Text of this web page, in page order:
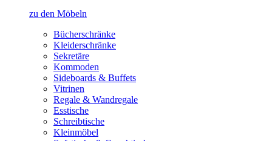
zu den Möbeln
Bücherschränke
Kleiderschränke
Sekretäre
Kommoden
Sideboards & Buffets
Vitrinen
Regale & Wandregale
Esstische
Schreibtische
Kleinmöbel